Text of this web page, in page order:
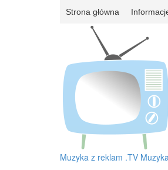
Strona główna
Muzyka z reklam .TV